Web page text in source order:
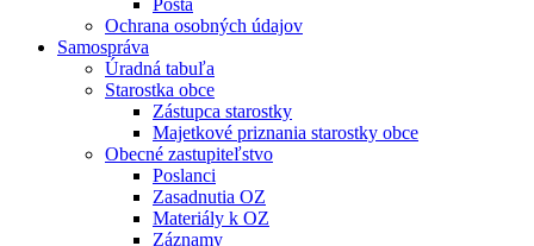
Pošta
Ochrana osobných údajov
Samospráva
Úradná tabuľa
Starostka obce
Zástupca starostky
Majetkové priznania starostky obce
Obecné zastupiteľstvo
Poslanci
Zasadnutia OZ
Materiály k OZ
Záznamy